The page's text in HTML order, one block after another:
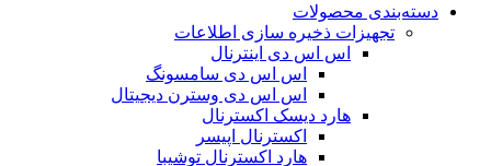
دسته‌بندی محصولات
تجهیزات ذخیره سازی اطلاعات
اس اس دی اینترنال
اس اس دی سامسونگ
اس اس دی وسترن دیجیتال
هارد دیسک اکسترنال
اکسترنال اپیسر
هارد اکسترنال توشیبا